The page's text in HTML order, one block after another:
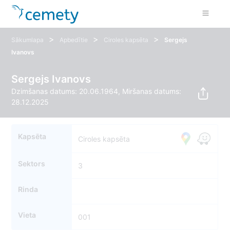
Sākumlapa > Apbedītie > Ciroles kapsēta >
Sergejs
Ivanovs
Sergejs Ivanovs
Dzimšanas datums: 20.06.1964, Miršanas datums:
28.12.2025
Kapsēta Ciroles kapsēta
Sektors 3
Rinda
Vieta 001